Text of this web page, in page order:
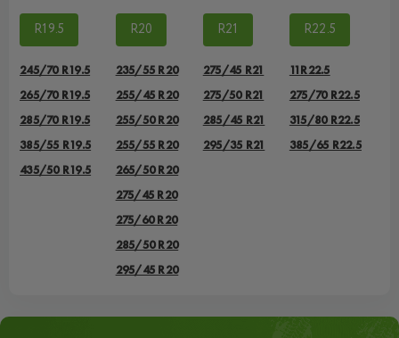
R19.5
245/70 R19.5
265/70 R19.5
285/70 R19.5
385/55 R19.5
435/50 R19.5
R20
235/55 R20
255/45 R20
255/50 R20
255/55 R20
265/50 R20
275/45 R20
275/60 R20
285/50 R20
295/45 R20
R21
275/45 R21
275/50 R21
285/45 R21
295/35 R21
R22.5
11R22.5
275/70 R22.5
315/80 R22.5
385/65 R22.5